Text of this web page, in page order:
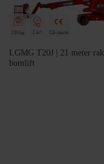
230 kg 2 år! CE-märkt
LGMG T20J | 21 meter rak
bomlift